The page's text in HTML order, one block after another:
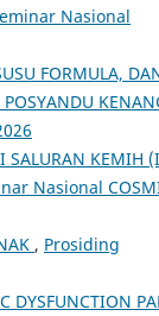
Nasional
FORMULA,
SALURAN KEMIH
Nasional
, Prosiding
DYSFUNCTION